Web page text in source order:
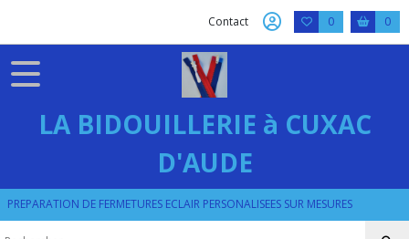
Contact 0 0
LA BIDOUILLERIE à CUXAC
D'AUDE
PREPARATION DE FERMETURES ECLAIR PERSONALISEES SUR MESURES